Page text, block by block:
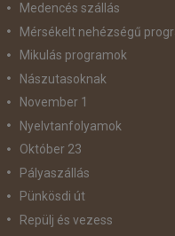
Medencés szállás
Mérsékelt nehézségű
Mikulás programok
Nászutasoknak
November 1
Nyelvtanfolyamok
Október 23
Pályaszállás
Pünkösdi út
Repülj és vezess